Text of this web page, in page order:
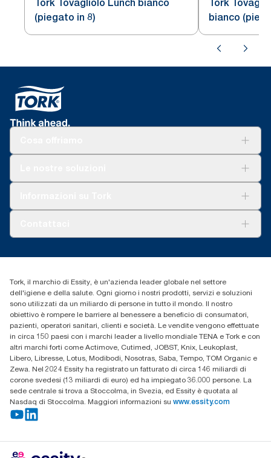
Tork Tovagliolo Lunch bianco
(piegato in 8)
Tork
bianco
+39 0331 443896
Tork, il marchio di Essity, è un'azienda leader globale nel settore
dell'igiene e della salute. Ogni giorno i nostri prodotti, servizi e soluzioni
sono utilizzati da un miliardo di persone in tutto il mondo. Il nostro
obiettivo è rompere le barriere al benessere a beneficio di consumatori,
pazienti, operatori sanitari, clienti e società. Le vendite vengono effettuate
in circa 150 paesi con i marchi leader a livello mondiale TENA e Tork e con
altri marchi forti come Actimove, Cutimed, JOBST, Knix, Leukoplast,
Libero, Libresse, Lotus, Modibodi, Nosotras, Saba, Tempo, TOM Organic e
Zewa. Nel 2024 Essity ha registrato un fatturato di circa 146 miliardi di
corone svedesi (13 miliardi di euro) ed ha impiegato 36.000 persone. La
sede centrale si trova a Stoccolma, in Svezia, ed Essity è quotata al
Nasdaq di Stoccolma. Maggiori informazioni su www.essity.com